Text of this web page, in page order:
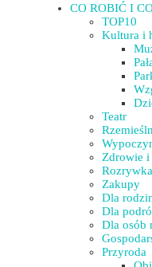
CO ROBIĆ I
TOP10
Kultura i
Teatr
Zdrowie i
Zakupy
Dla
Dla
Dla osób
Przyroda